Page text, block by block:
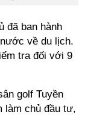
đã ban hành
về du lịch.
tra đối với 9
golf Tuyền
làm chủ đầu tư,